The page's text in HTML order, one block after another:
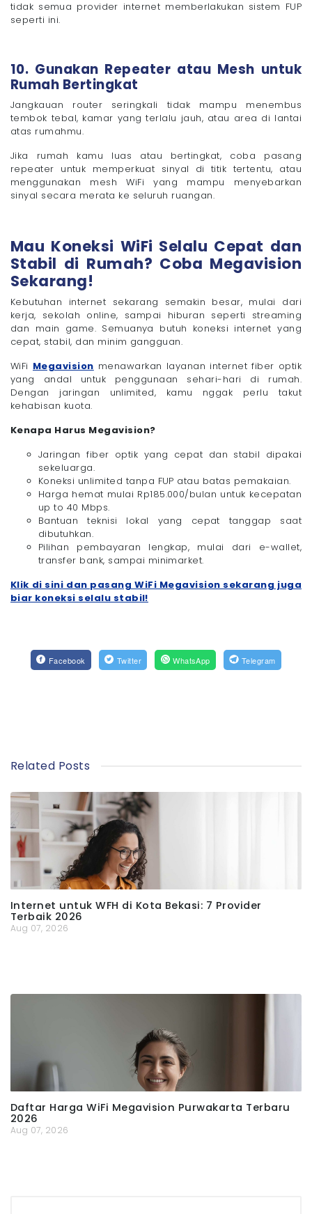
tidak semua provider internet memberlakukan sistem FUP
seperti ini.
10. Gunakan Repeater atau Mesh untuk
Rumah Bertingkat
Jangkauan router seringkali tidak mampu menembus
tembok tebal, kamar yang terlalu jauh, atau area di lantai
atas rumahmu.
Jika rumah kamu luas atau bertingkat, coba pasang
repeater untuk memperkuat sinyal di titik tertentu, atau
menggunakan mesh WiFi yang mampu menyebarkan
sinyal secara merata ke seluruh ruangan.
Mau Koneksi WiFi Selalu Cepat dan
Stabil di Rumah? Coba Megavision
Sekarang!
Kebutuhan internet sekarang semakin besar, mulai dari
kerja, sekolah online, sampai hiburan seperti streaming
dan main game. Semuanya butuh koneksi internet yang
cepat, stabil, dan minim gangguan.
WiFi Megavision menawarkan layanan internet fiber optik
yang andal untuk penggunaan sehari-hari di rumah.
Dengan jaringan unlimited, kamu nggak perlu takut
kehabisan kuota.
Kenapa Harus Megavision?
Jaringan fiber optik yang cepat dan stabil dipakai
sekeluarga.
Koneksi unlimited tanpa FUP atau batas pemakaian.
Harga hemat mulai Rp185.000/bulan untuk kecepatan
up to 40 Mbps.
Bantuan teknisi lokal yang cepat tanggap saat
dibutuhkan.
Pilihan pembayaran lengkap, mulai dari e-wallet,
transfer bank, sampai minimarket.
Klik di sini dan pasang WiFi Megavision sekarang juga
biar koneksi selalu stabil!
Facebook Twitter WhatsApp Telegram
Related Posts
Internet untuk WFH di Kota Bekasi: 7 Provider
Terbaik 2026
Aug 07, 2026
Daftar Harga WiFi Megavision Purwakarta Terbaru
2026
Aug 07, 2026